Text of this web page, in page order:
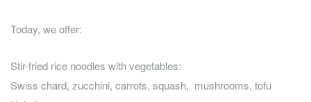
Today, we offer:
Stir-fried rice noodles with vegetables:
Swiss chard, zucchini, carrots, squash, mushrooms, tofu